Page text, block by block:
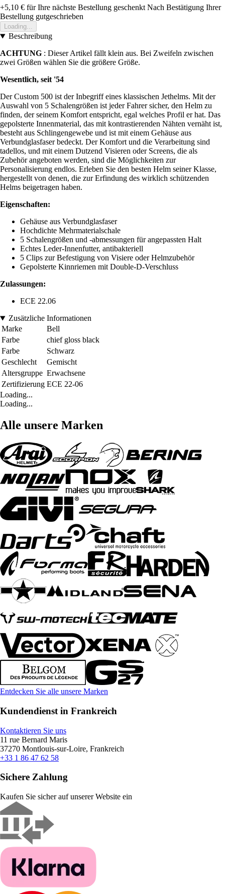
+5,10 € für Ihre nächste Bestellung geschenkt Nach Bestätigung Ihrer
Bestellung gutgeschrieben
Loading...
Beschreibung
ACHTUNG : Dieser Artikel fällt klein aus. Bei Zweifeln zwischen
zwei Größen wählen Sie die größere Größe.
Wesentlich, seit '54
Der Custom 500 ist der Inbegriff eines klassischen Jethelms. Mit der
Auswahl von 5 Schalengrößen ist jeder Fahrer sicher, den Helm zu
finden, der seinem Komfort entspricht, egal welches Profil er hat. Das
gepolsterte Innenmaterial, das mit kontrastierenden Nähten vernäht ist,
besteht aus Schlingengewebe und ist mit einem Gehäuse aus
Verbundglasfaser bedeckt. Der Komfort und die Verarbeitung sind
tadellos, und mit einem Dutzend Visieren oder Screens, die als
Zubehör angeboten werden, sind die Möglichkeiten zur
Personalisierung endlos. Erleben Sie den besten Helm seiner Klasse,
hergestellt von denen, die zur Erfindung des wirklich schützenden
Helms beigetragen haben.
Eigenschaften:
Gehäuse aus Verbundglasfaser
Hochdichte Mehrmaterialschale
5 Schalengrößen und -abmessungen für angepassten Halt
Echtes Leder-Innenfutter, antibakteriell
5 Clips zur Befestigung von Visiere oder Helmzubehör
Gepolsterte Kinnriemen mit Double-D-Verschluss
Zulassungen:
ECE 22.06
Zusätzliche Informationen
Marke
Bell
Farbe
chief gloss black
Farbe
Schwarz
Geschlecht
Gemischt
Altersgruppe Erwachsene
Zertifizierung ECE 22-06
Loading...
Loading...
Alle unsere Marken
Entdecken Sie alle unsere Marken
Kundendienst in Frankreich
Kontaktieren Sie uns
11 rue Bernard Maris
37270 Montlouis-sur-Loire, Frankreich
+33 1 86 47 62 58
Sichere Zahlung
Kaufen Sie sicher auf unserer Website ein